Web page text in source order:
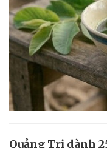
Quảng Trị dành